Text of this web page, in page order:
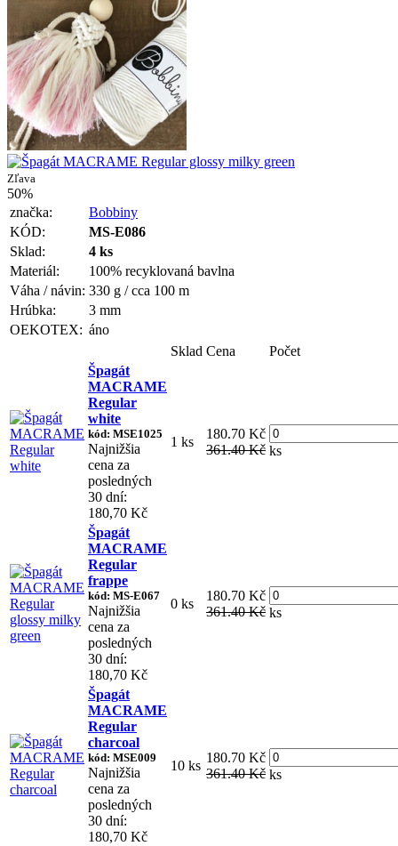
Zľava
50%
značka:
Bobbiny
KÓD:
MS-E086
Sklad:
4 ks
Materiál:
100% recyklovaná bavlna
Váha / návin: 330 g / cca 100 m
Hrúbka:
3 mm
OEKOTEX: áno
Sklad Cena
Počet
Špagát
MACRAME
Regular
white
kód: MSE1025
Najnižšia
cena za
posledných
30 dní:
180,70 Kč
1 ks
180.70 Kč
361.40 Kč ks
Špagát
MACRAME
Regular
frappe
kód: MS-E067
Najnižšia
cena za
posledných
30 dní:
180,70 Kč
0 ks
180.70 Kč
361.40 Kč ks
Špagát
MACRAME
Regular
charcoal
kód: MSE009
Najnižšia
cena za
posledných
30 dní:
180,70 Kč
10 ks
180.70 Kč
361.40 Kč ks